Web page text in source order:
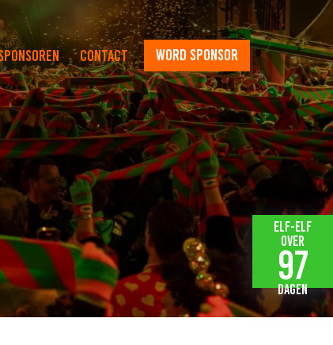
Contact word sponsor
Elf-elf
over
97
dagen